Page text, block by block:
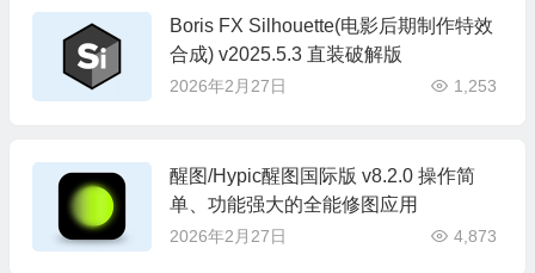
Boris FX Silhouette(电影后期制作特效
合成) v2025.5.3 直装破解版
2026年2月27日 1,253
醒图/Hypic醒图国际版 v8.2.0 操作简
单、功能强大的全能修图应用
2026年2月27日 4,873